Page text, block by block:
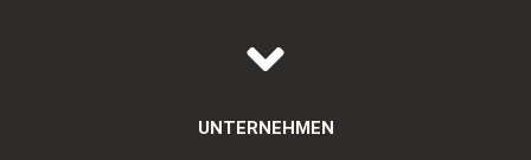
Die Bilder erzählen deine Geschichte, zeigen deine Expertise
UNTERNEHMEN